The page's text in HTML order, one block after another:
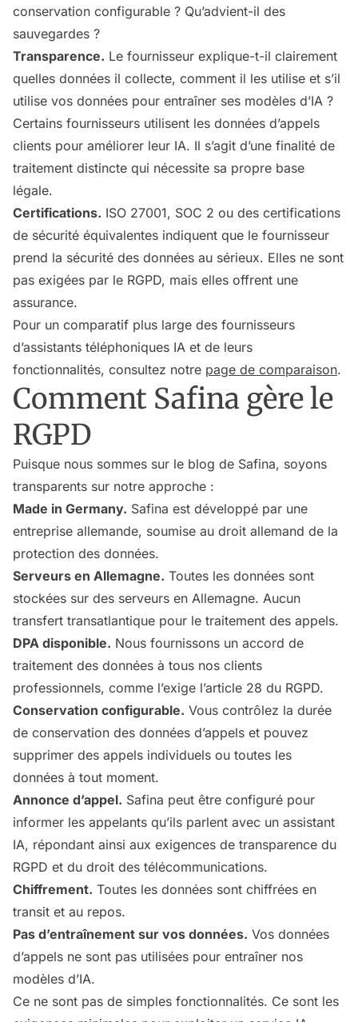
conservation configurable ? Qu’advient-il des
sauvegardes ?
Transparence. Le fournisseur explique-t-il clairement
quelles données il collecte, comment il les utilise et s’il
utilise vos données pour entraîner ses modèles d’IA ?
Certains fournisseurs utilisent les données d’appels
clients pour améliorer leur IA. Il s’agit d’une finalité de
traitement distincte qui nécessite sa propre base
légale.
Certifications. ISO 27001, SOC 2 ou des certifications
de sécurité équivalentes indiquent que le fournisseur
prend la sécurité des données au sérieux. Elles ne sont
pas exigées par le RGPD, mais elles offrent une
assurance.
Pour un comparatif plus large des fournisseurs
d’assistants téléphoniques IA et de leurs
fonctionnalités, consultez notre page de comparaison.
Comment Safina gère le
RGPD
Puisque nous sommes sur le blog de Safina, soyons
transparents sur notre approche :
Made in Germany. Safina est développé par une
entreprise allemande, soumise au droit allemand de la
protection des données.
Serveurs en Allemagne. Toutes les données sont
stockées sur des serveurs en Allemagne. Aucun
transfert transatlantique pour le traitement des appels.
DPA disponible. Nous fournissons un accord de
traitement des données à tous nos clients
professionnels, comme l’exige l’article 28 du RGPD.
Conservation configurable. Vous contrôlez la durée
de conservation des données d’appels et pouvez
supprimer des appels individuels ou toutes les
données à tout moment.
Annonce d’appel. Safina peut être configuré pour
informer les appelants qu’ils parlent avec un assistant
IA, répondant ainsi aux exigences de transparence du
RGPD et du droit des télécommunications.
Chiffrement. Toutes les données sont chiffrées en
transit et au repos.
Pas d’entraînement sur vos données. Vos données
d’appels ne sont pas utilisées pour entraîner nos
modèles d’IA.
Ce ne sont pas de simples fonctionnalités. Ce sont les